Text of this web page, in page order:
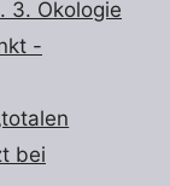
3. Ökologie
-
bei